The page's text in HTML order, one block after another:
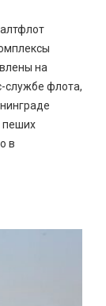
на
службе флота,
пеших
в